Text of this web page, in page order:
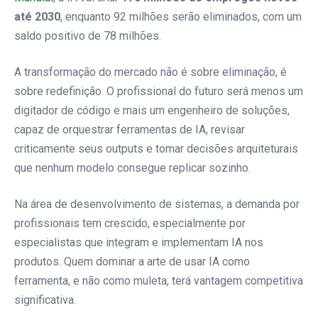
até 2030, enquanto 92 milhões serão eliminados, com um
saldo positivo de 78 milhões.
A transformação do mercado não é sobre eliminação, é
sobre redefinição. O profissional do futuro será menos um
digitador de código e mais um engenheiro de soluções,
capaz de orquestrar ferramentas de IA, revisar
criticamente seus outputs e tomar decisões arquiteturais
que nenhum modelo consegue replicar sozinho.
Na área de desenvolvimento de sistemas, a demanda por
profissionais tem crescido, especialmente por
especialistas que integram e implementam IA nos
produtos. Quem dominar a arte de usar IA como
ferramenta, e não como muleta, terá vantagem competitiva
significativa.